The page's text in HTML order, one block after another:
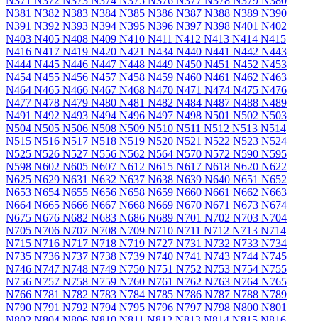
N381 N382 N383 N384 N385 N386 N387 N388 N389 N390
N391 N392 N393 N394 N395 N396 N397 N398 N401 N402
N403 N405 N408 N409 N410 N411 N412 N413 N414 N415
N416 N417 N419 N420 N421 N434 N440 N441 N442 N443
N444 N445 N446 N447 N448 N449 N450 N451 N452 N453
N454 N455 N456 N457 N458 N459 N460 N461 N462 N463
N464 N465 N466 N467 N468 N470 N471 N474 N475 N476
N477 N478 N479 N480 N481 N482 N484 N487 N488 N489
N491 N492 N493 N494 N496 N497 N498 N501 N502 N503
N504 N505 N506 N508 N509 N510 N511 N512 N513 N514
N515 N516 N517 N518 N519 N520 N521 N522 N523 N524
N525 N526 N527 N556 N562 N564 N570 N572 N590 N595
N598 N602 N605 N607 N612 N615 N617 N618 N620 N622
N625 N629 N631 N632 N637 N638 N639 N640 N651 N652
N653 N654 N655 N656 N658 N659 N660 N661 N662 N663
N664 N665 N666 N667 N668 N669 N670 N671 N673 N674
N675 N676 N682 N683 N686 N689 N701 N702 N703 N704
N705 N706 N707 N708 N709 N710 N711 N712 N713 N714
N715 N716 N717 N718 N719 N727 N731 N732 N733 N734
N735 N736 N737 N738 N739 N740 N741 N743 N744 N745
N746 N747 N748 N749 N750 N751 N752 N753 N754 N755
N756 N757 N758 N759 N760 N761 N762 N763 N764 N765
N766 N781 N782 N783 N784 N785 N786 N787 N788 N789
N790 N791 N792 N794 N795 N796 N797 N798 N800 N801